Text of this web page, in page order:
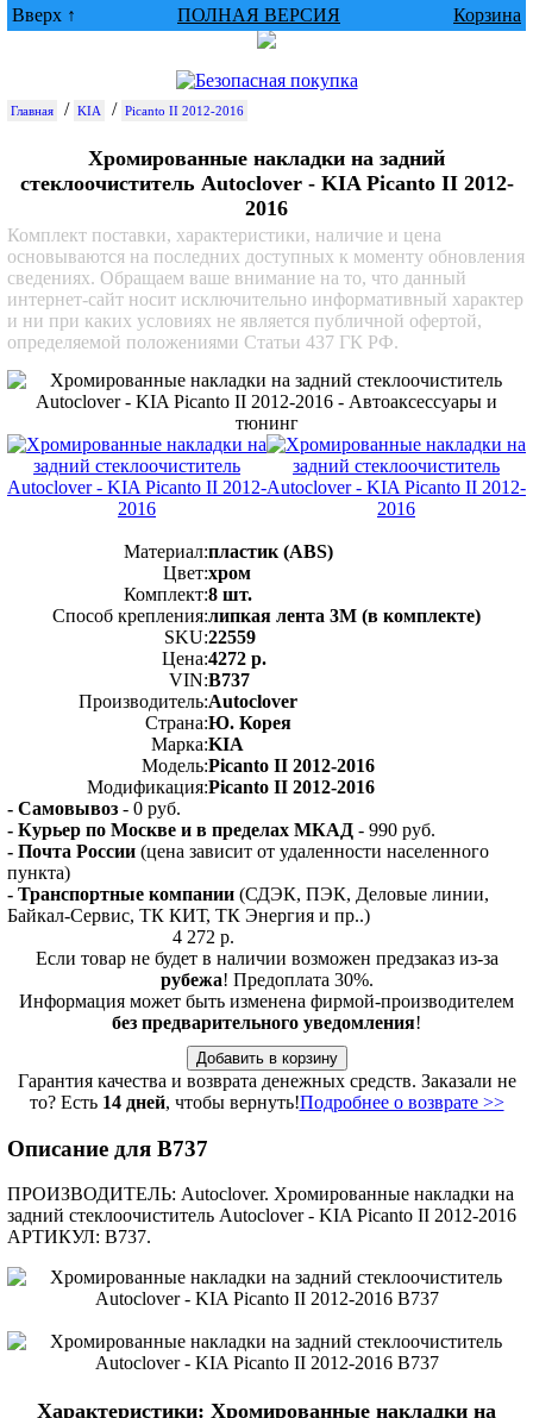
Вверх ↑ ПОЛНАЯ ВЕРСИЯ Корзина
Главная / KIA / Picanto II 2012-2016
Хромированные накладки на задний
стеклоочиститель Autoclover - KIA Picanto II 2012-
2016
Комплект поставки, характеристики, наличие и цена
основываются на последних доступных к моменту обновления
сведениях. Обращаем ваше внимание на то, что данный
интернет-сайт носит исключительно информативный характер
и ни при каких условиях не является публичной офертой,
определяемой положениями Статьи 437 ГК РФ.
Материал:пластик (ABS)
Цвет:хром
Комплект:8 шт.
Способ крепления:липкая лента 3M (в комплекте)
SKU:22559
Цена:4272 р.
VIN:B737
Производитель:Autoclover
Страна:Ю. Корея
Марка:KIA
Модель:Picanto II 2012-2016
Модификация:Picanto II 2012-2016
- Самовывоз - 0 руб.
- Курьер по Москве и в пределах МКАД - 990 руб.
- Почта России (цена зависит от удаленности населенного
пункта)
- Транспортные компании (СДЭК, ПЭК, Деловые линии,
Байкал-Сервис, ТК КИТ, ТК Энергия и пр..)
4 272 р.
Если товар не будет в наличии возможен предзаказ из-за
рубежа! Предоплата 30%.
Информация может быть изменена фирмой-производителем
без предварительного уведомления!
Гарантия качества и возврата денежных средств. Заказали не
то? Есть 14 дней, чтобы вернуть!Подробнее о возврате >>
Описание для B737
ПРОИЗВОДИТЕЛЬ: Autoclover. Хромированные накладки на
задний стеклоочиститель Autoclover - KIA Picanto II 2012-2016
АРТИКУЛ: B737.
Характеристики: Хромированные накладки на